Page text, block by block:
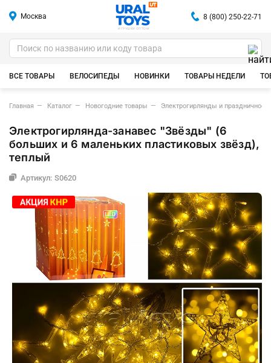
Москва
ИГРУШКИ ОПТОМ
8 (800) 250-22-71
ВСЕ ТОВАРЫ ВЕЛОСИПЕДЫ НОВИНКИ ТОВАРЫ НЕДЕЛИ
Главная Каталог Новогодние товары Электрогирлянды и праздничное
Электрогирлянда-занавес "Звёзды" (6
больших и 6 маленьких пластиковых звёзд),
теплый
Артикул: S0620